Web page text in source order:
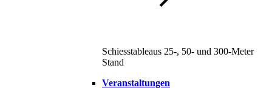
Schiesstableaus 25-, 50- und 300-Meter
Stand
Veranstaltungen